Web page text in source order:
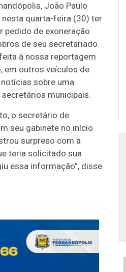
João Paulo
nesta quarta-feira (30) ter
pedido de exoneração
de seu secretariado.
à nossa reportagem
em outros veículos de
sobre uma
municipais.
o secretário de
seu gabinete no início
surpreso com a
teria solicitado sua
essa informação”, disse